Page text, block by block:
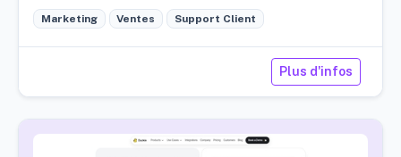
Marketing Ventes Support Client
Plus d'infos